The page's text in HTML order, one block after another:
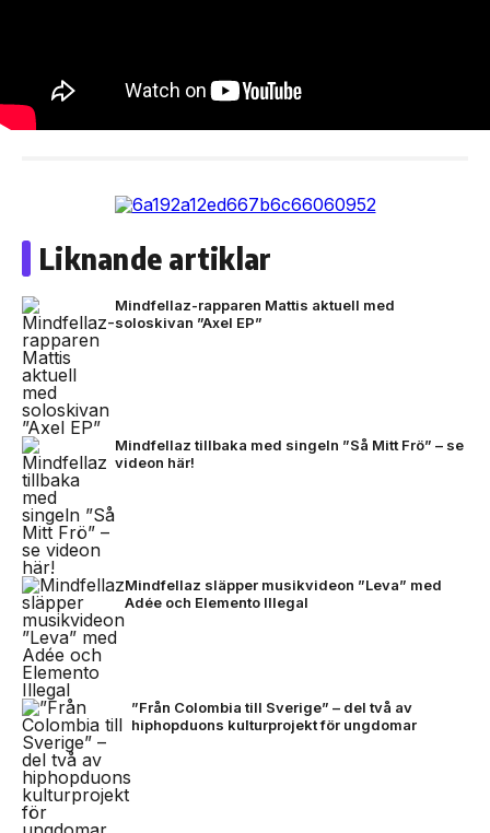
Liknande artiklar
Mindfellaz-rapparen Mattis aktuell med
soloskivan ”Axel EP”
Mindfellaz tillbaka med singeln ”Så Mitt Frö” – se
videon här!
Mindfellaz släpper musikvideon ”Leva” med
Adée och Elemento Illegal
”Från Colombia till Sverige” – del två av
hiphopduons kulturprojekt för ungdomar